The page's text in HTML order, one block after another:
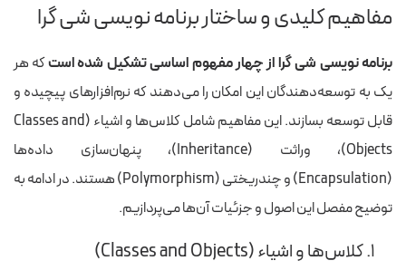
مفاهیم کلیدی و ساختار برنامه نویسی شی گرا
برنامه نویسی شی گرا از چهار مفهوم اساسی تشکیل شده استکه هر
یک به توسعه‌دهندگان این امکان را می‌دهند که نرم‌افزارهای پیچیده و
قابل توسعه بسازند. این مفاهیم شامل کلاس‌ها و اشیاء (Classes and
Objects)، وراثت (Inheritance)، پنهان‌سازی داده‌ها
(Encapsulation) و چندریختی (Polymorphism) هستند. در ادامه به
توضیح مفصل این اصول و جزئیات آن‌ها می‌پردازیم.
۱. کلاس‌ها و اشیاء (Classes and Objects)